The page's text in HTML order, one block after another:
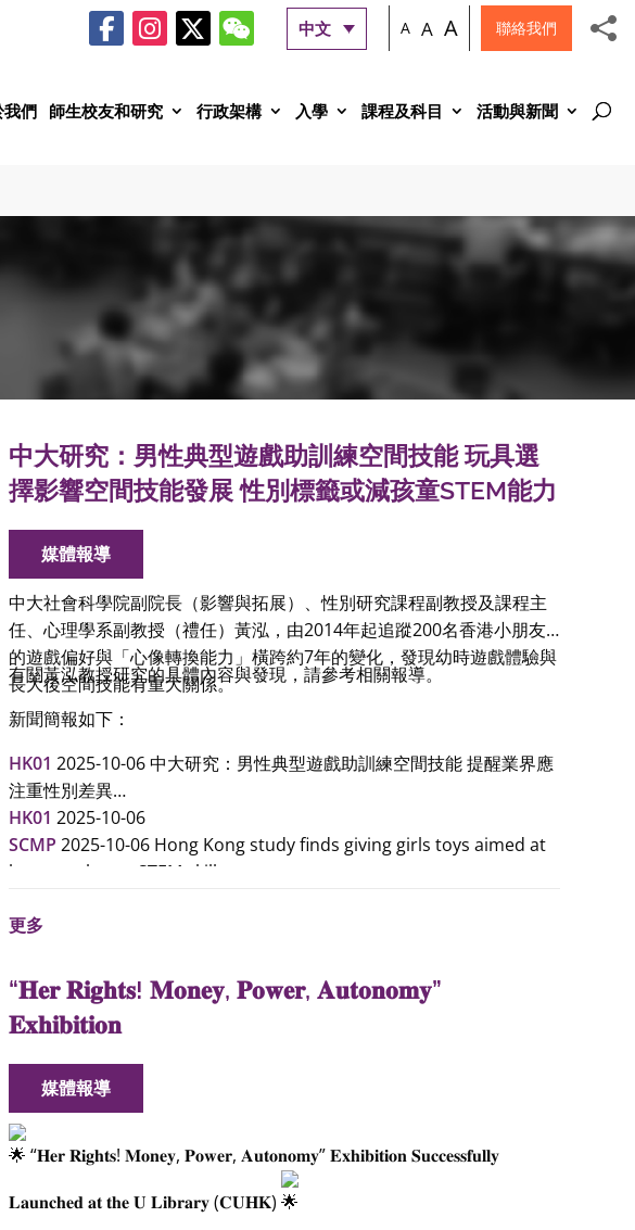
中文 A A A 聯絡我們
我們 師生校友和研究 行政架構 入學 課程及科目 活動與新聞
中大研究：男性典型遊戲助訓練空間技能 玩具選
擇影響空間技能發展 性別標籤或減孩童STEM能力
媒體報導
中大社會科學院副院長（影響與拓展）、性別研究課程副教授及課程主
任、心理學系副教授（禮任）黃泓，由2014年起追蹤200名香港小朋友
的遊戲偏好與「心像轉換能力」橫跨約7年的變化，發現幼時遊戲體驗與
長大後空間技能有重大關係。
有關黃泓教授研究的具體內容與發現，請參考相關報導。
新聞簡報如下：
HK01 2025-10-06 中大研究：男性典型遊戲助訓練空間技能 提醒業界應
注重性別差異
HK01 2025-10-06
SCMP 2025-10-06 Hong Kong study finds giving girls toys aimed at
boys can boost STEM skills
巴士的報
Malay Mail2025-10-06 Hong Kong study reveals boy-typical toys
can boost girls’ STEM skills
Yahoo News Malaysia
typical toys can boost girls’ STEM skills
Malay Mail2025-10-06 Hong Kong study reveals boy-typical toys
can boost girls’ STEM skills
am730
2025-10-06 中大研究發現典型性別玩具有助STEM領域表現發展
建議製造商留意性別敏感度
msn2025-10-06 Hong Kong study finds giving girls toys aimed at
更多
“𝐇𝐞𝐫 𝐑𝐢𝐠𝐡𝐭𝐬! 𝐌𝐨𝐧𝐞𝐲, 𝐏𝐨𝐰𝐞𝐫, 𝐀𝐮𝐭𝐨𝐧𝐨𝐦𝐲”
𝐄𝐱𝐡𝐢𝐛𝐢𝐭𝐢𝐨𝐧
媒體報導
“𝐇𝐞𝐫 𝐑𝐢𝐠𝐡𝐭𝐬! 𝐌𝐨𝐧𝐞𝐲, 𝐏𝐨𝐰𝐞𝐫, 𝐀𝐮𝐭𝐨𝐧𝐨𝐦𝐲” 𝐄𝐱𝐡𝐢𝐛𝐢𝐭𝐢𝐨𝐧 𝐒𝐮𝐜𝐜𝐞𝐬𝐬𝐟𝐮𝐥𝐥𝐲
𝐋𝐚𝐮𝐧𝐜𝐡𝐞𝐝 𝐚𝐭 𝐭𝐡𝐞 𝐔 𝐋𝐢𝐛𝐫𝐚𝐫𝐲 (𝐂𝐔𝐇𝐊)